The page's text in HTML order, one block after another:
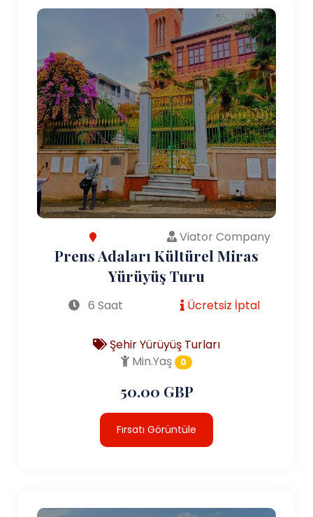
Viator Company
Prens Adaları Kültürel Miras
Yürüyüş Turu
6 Saat Ücretsiz İptal
Şehir Yürüyüş Turları
Min.Yaş
0
50.00 GBP
Fırsatı Görüntüle